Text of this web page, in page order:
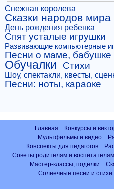
Снежная королева
Сказки народов мира
День рождения ребенка
Спят усталые игрушки
Развивающие компьютерные
Песни о маме, бабушке
Обучалки Стихи
Шоу, спектакли, квесты,
Песни: ноты, караоке
Главная Конкурсы и
Мультфильмы и видео
Конспекты для педагогов
Советы родителям и воспитателям
Мастер-классы, поделки
Солнечные песни и стихи